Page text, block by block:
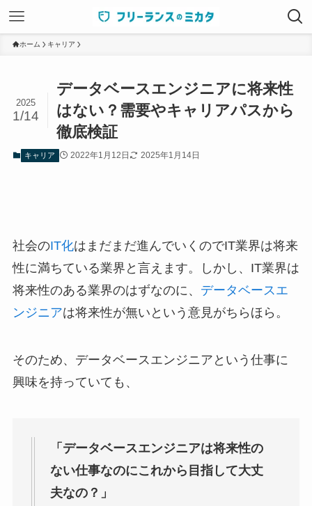
ホーム キャリア
データベースエンジニアに将来性
はない？需要やキャリアパスから
徹底検証
2025
1/14
キャリア 2022年1月12日 2025年1月14日
社会のIT化はまだまだ進んでいくのでIT業界は将来
性に満ちている業界と言えます。しかし、IT業界は
将来性のある業界のはずなのに、 データベースエ
ンジニアは将来性が無いという意見がちらほら。
そのため、データベースエンジニアという仕事に
興味を持っていても、
「データベースエンジニアは将来性の
ない仕事なのにこれから目指して大丈
夫なの？」